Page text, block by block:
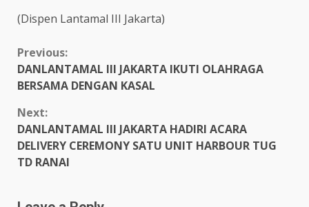
(Dispen Lantamal III Jakarta)
Continue
Reading
Previous:
DANLANTAMAL III JAKARTA IKUTI OLAHRAGA
BERSAMA DENGAN KASAL
Next:
DANLANTAMAL III JAKARTA HADIRI ACARA
DELIVERY CEREMONY SATU UNIT HARBOUR TUG
TD RANAI